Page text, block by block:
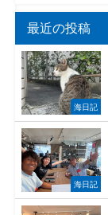
最近の投稿
海日記
海日記